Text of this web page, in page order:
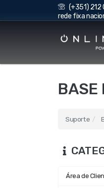
(+351) 212
rede fixa
BASE
Suporte
Área de